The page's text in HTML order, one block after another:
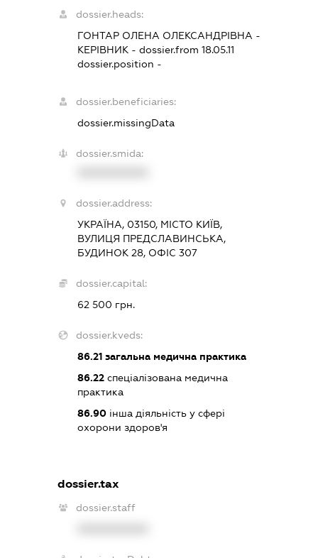
dossier.heads:
ГОНТАР ОЛЕНА ОЛЕКСАНДРІВНА -
КЕРІВНИК - dossier.from 18.05.11
dossier.position -
dossier.beneficiaries:
dossier.missingData
dossier.smida:
dossier.address:
УКРАЇНА, 03150, МІСТО КИЇВ,
ВУЛИЦЯ ПРЕДСЛАВИНСЬКА,
БУДИНОК 28, ОФІС 307
dossier.capital:
62 500 грн.
dossier.kveds:
86.21загальна медична практика
86.22спеціалізована медична
практика
86.90інша діяльність у сфері
охорони здоров'я
dossier.tax
dossier.staff